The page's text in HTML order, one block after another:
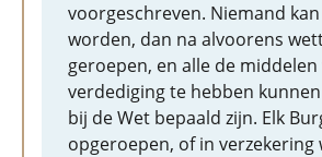
voorgeschreven. Niemand
worden, dan na alvoorens
geroepen, en alle de middelen
verdediging te hebben
bij de Wet bepaald zijn. Elk
opgeroepen, of in verzekering